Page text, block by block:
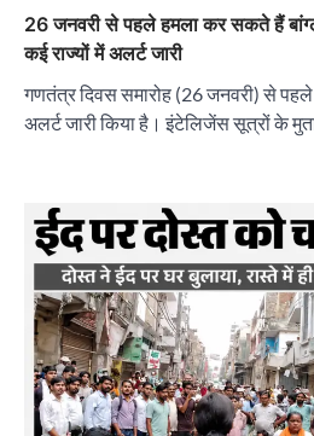
26 जनवरी से पहले हमला कर सकते हैं
कई राज्यों में अलर्ट जारी
गणतंत्र दिवस समारोह (26 जनवरी) से पहले
अलर्ट जारी किया है। इंटेलिजेंस सूत्रों के